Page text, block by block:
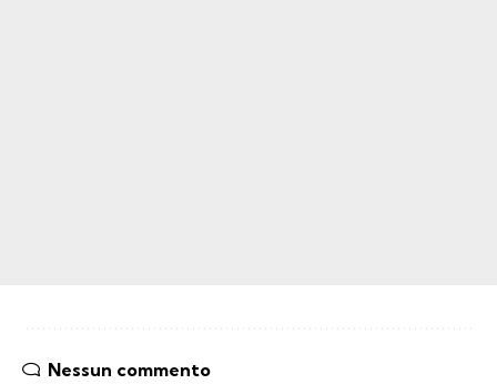
Nessun commento